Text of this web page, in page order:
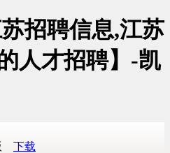
苏招聘信息,江苏
人才招聘】-凯
下载